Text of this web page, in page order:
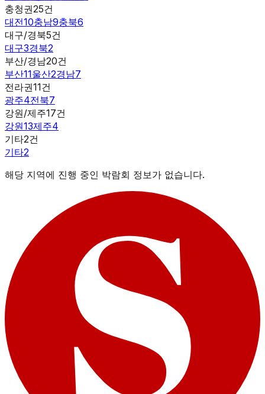
충청권25건
대전10충남9충북6
대구/경북5건
대구3경북2
부산/경남20건
부산11울산2경남7
전라권11건
광주4전북7
강원/제주17건
강원13제주4
기타2건
기타2
해당 지역에 진행 중인 박람회 정보가 없습니다.